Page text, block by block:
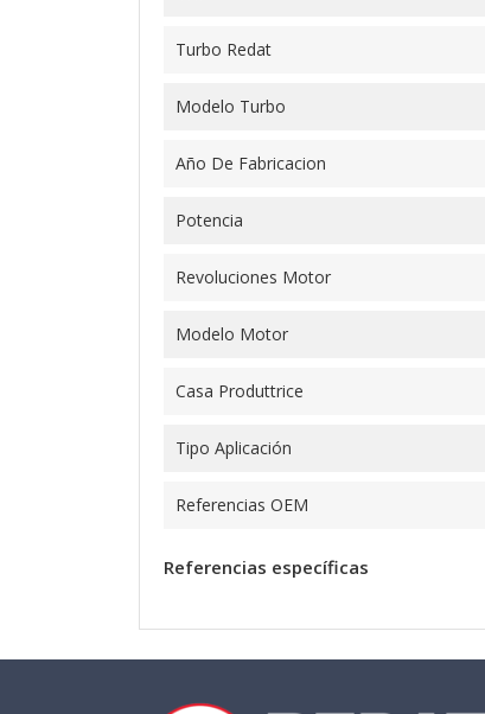
Turbo Redat
Modelo Turbo
Año De Fabricacion
Potencia
Revoluciones Motor
Modelo Motor
Casa Produttrice
Tipo Aplicación
Referencias OEM
Referencias específicas